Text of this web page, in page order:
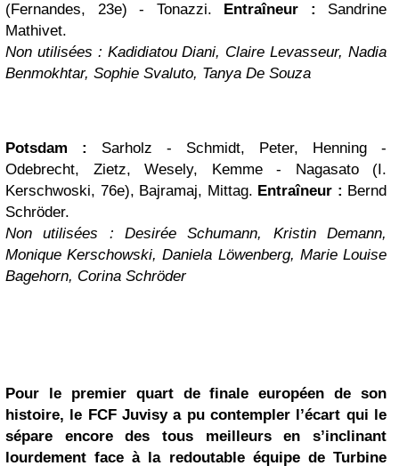
(Fernandes, 23e) - Tonazzi. Entraîneur : Sandrine
Mathivet.
Non utilisées : Kadidiatou Diani, Claire Levasseur, Nadia
Benmokhtar, Sophie Svaluto, Tanya De Souza
Potsdam :
Sarholz - Schmidt, Peter, Henning -
Odebrecht, Zietz, Wesely, Kemme - Nagasato (I.
Kerschwoski, 76e), Bajramaj, Mittag. Entraîneur : Bernd
Schröder.
Non utilisées : Desirée Schumann, Kristin Demann,
Monique Kerschowski, Daniela Löwenberg, Marie Louise
Bagehorn, Corina Schröder
Pour le premier quart de finale européen de son
histoire, le FCF Juvisy a pu contempler l’écart qui le
sépare encore des tous meilleurs en s’inclinant
lourdement face à la redoutable équipe de Turbine